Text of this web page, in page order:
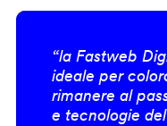
“la Fastweb
ideale per
rimanere al
e tecnologie